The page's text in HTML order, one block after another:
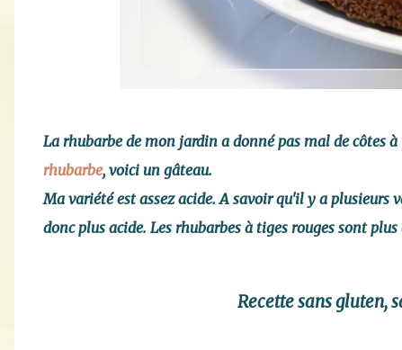
La rhubarbe de mon jardin a donné pas mal de côtes
rhubarbe, voici un gâteau.
Ma variété est assez acide. A savoir qu'il y a plusieurs
donc plus acide. Les rhubarbes à tiges rouges sont plus
Recette sans gluten,